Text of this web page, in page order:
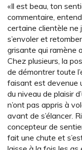
«Il est beau, ton
commentaire,
certaine clientèle ne
s’envoler et
grisante qui ramène
Chez plusieurs, la
de démontrer toute
faisant est devenue
du niveau de plaisir
n’ont pas appris à
avant de s’élancer.
concepteur de
fait une chute et